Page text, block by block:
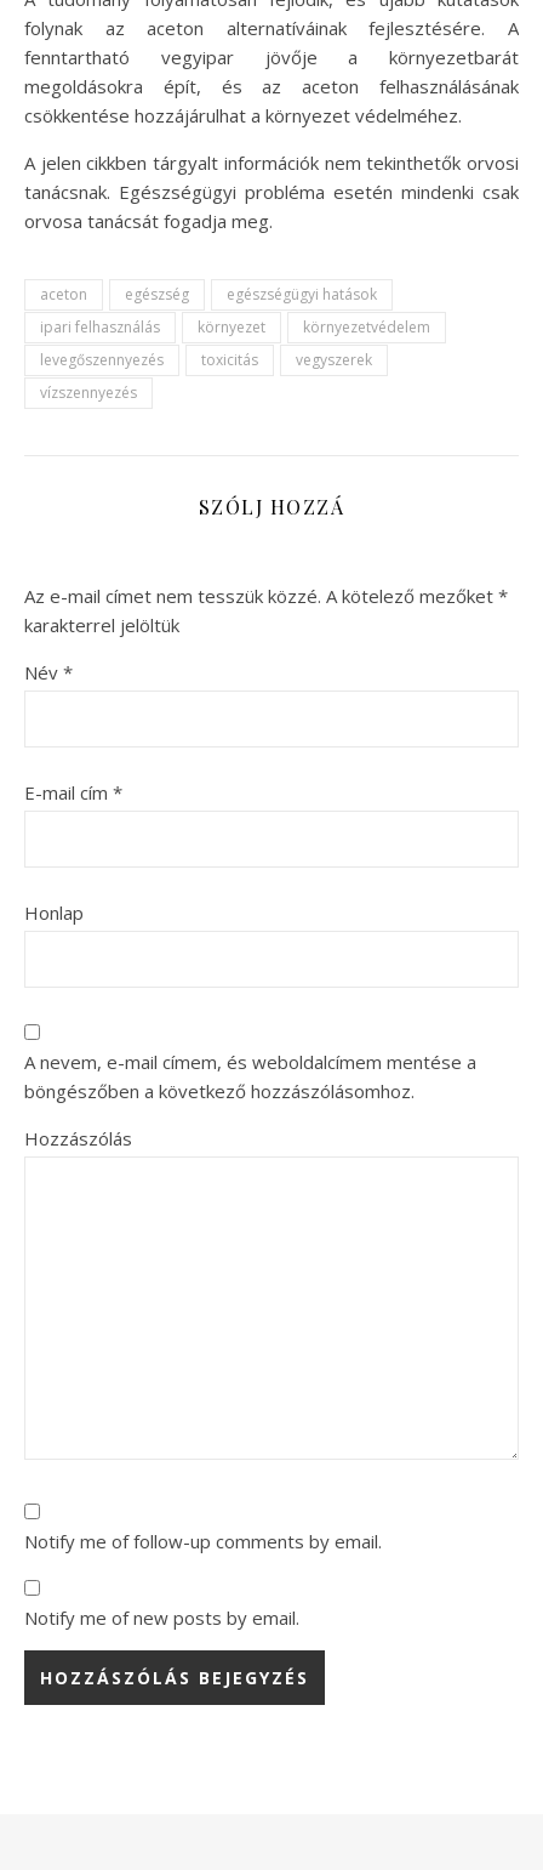
folynak az aceton alternatíváinak fejlesztésére. A
fenntartható vegyipar jövője a környezetbarát
megoldásokra épít, és az aceton felhasználásának
csökkentése hozzájárulhat a környezet védelméhez.
A jelen cikkben tárgyalt információk nem tekinthetők orvosi
tanácsnak. Egészségügyi probléma esetén mindenki csak
orvosa tanácsát fogadja meg.
aceton egészség
egészségügyi hatások
ipari felhasználás
környezet
környezetvédelem
levegőszennyezés
toxicitás
vegyszerek
vízszennyezés
SZÓLJ HOZZÁ
Az e-mail címet nem tesszük közzé. A kötelező mezőket *
karakterrel jelöltük
Név *
E-mail cím *
Honlap
A nevem, e-mail címem, és weboldalcímem mentése a
böngészőben a következő hozzászólásomhoz.
Hozzászólás
Notify me of follow-up comments by email.
Notify me of new posts by email.